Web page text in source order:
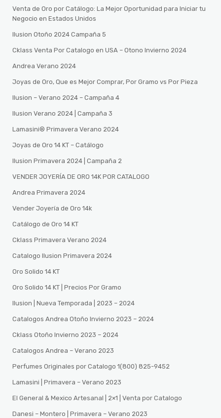
Venta de Oro por Catálogo: La Mejor Oportunidad para Iniciar tu
Negocio en Estados Unidos
Ilusion Otoño 2024 Campaña 5
Cklass Venta Por Catalogo en USA – Otono Invierno 2024
Andrea Verano 2024
Joyas de Oro, Que es Mejor Comprar, Por Gramo vs Por Pieza
Ilusion – Verano 2024 – Campaña 4
Ilusion Verano 2024 | Campaña 3
Lamasini®️ Primavera Verano 2024
Joyas de Oro 14 KT – Catálogo
Ilusion Primavera 2024 | Campaña 2
VENDER JOYERÍA DE ORO 14K POR CATALOGO
Andrea Primavera 2024
Vender Joyería de Oro 14k
Catálogo de Oro 14 KT
Cklass Primavera Verano 2024
Catalogo Ilusion Primavera 2024
Oro Solido 14 KT
Oro Solido 14 KT | Precios Por Gramo
Ilusion | Nueva Temporada | 2023 – 2024
Catalogos Andrea Otoño Invierno 2023 – 2024
Cklass Otoño Invierno 2023 – 2024
Catalogos Andrea – Verano 2023
Perfumes Originales por Catalogo 1(800) 825-9452
Lamasini | Primavera – Verano 2023
El General & Mexico Artesanal | 2×1 | Venta por Catalogo
Danesi – Montero | Primavera – Verano 2023